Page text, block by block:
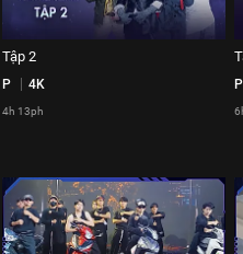
Tập 2
P 4K
4h 13ph
P